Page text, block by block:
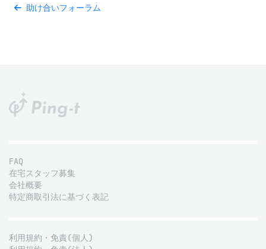
助け合いフォーラム
FAQ
在宅スタッフ募集
会社概要
特定商取引法に基づく表記
利用規約・免責(個人)